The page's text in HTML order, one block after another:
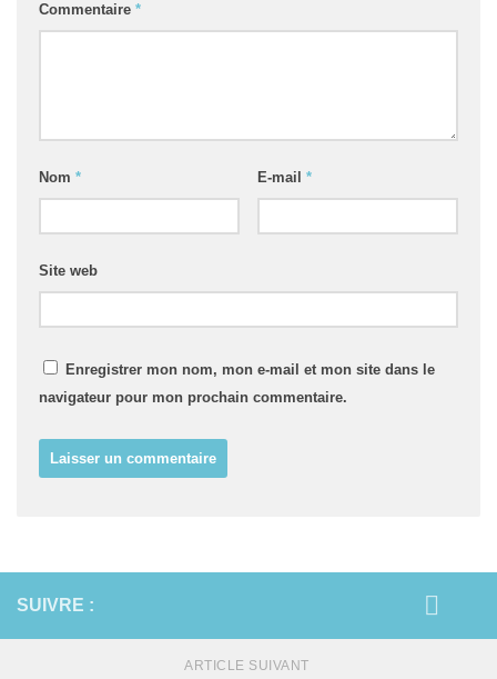
Commentaire *
Nom * E-mail *
Site web
Enregistrer mon nom, mon e-mail et mon site dans le
navigateur pour mon prochain commentaire.
SUIVRE :
ARTICLE SUIVANT